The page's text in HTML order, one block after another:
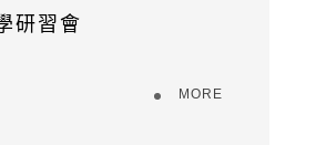
研習會
MORE